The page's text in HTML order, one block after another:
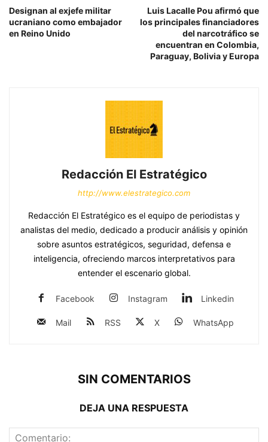
Designan al exjefe militar
ucraniano como embajador
en Reino Unido
Luis Lacalle Pou afirmó que
los principales financiadores
del narcotráfico se
encuentran en Colombia,
Paraguay, Bolivia y Europa
Redacción El Estratégico
http://www.elestrategico.com
Redacción El Estratégico es el equipo de periodistas y
analistas del medio, dedicado a producir análisis y opinión
sobre asuntos estratégicos, seguridad, defensa e
inteligencia, ofreciendo marcos interpretativos para
entender el escenario global.
Facebook Instagram Linkedin
Mail RSS X WhatsApp
SIN COMENTARIOS
DEJA UNA RESPUESTA